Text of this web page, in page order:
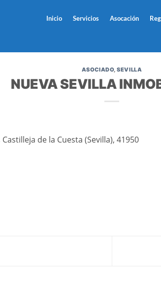
Inicio Servicios Asocación
ASOCIADO,SEVILLA
NUEVA SEVILLA
de la Cuesta (Sevilla), 41950